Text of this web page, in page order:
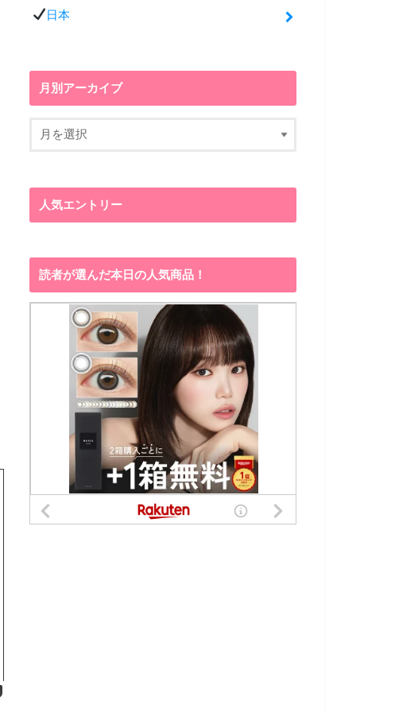
日本
月別アーカイブ
人気エントリー
読者が選んだ本日の人気商品！